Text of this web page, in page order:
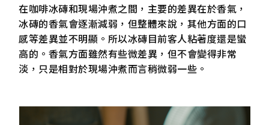
在咖啡冰磚和現場沖煮之間，主要的差異在於香氣，
冰磚的香氣會逐漸減弱，但整體來說，其他方面的口
感等差異並不明顯。所以冰磚目前客人粘著度還是蠻
高的。香氣方面雖然有些微差異，但不會變得非常
淡，只是相對於現場沖煮而言稍微弱一些。